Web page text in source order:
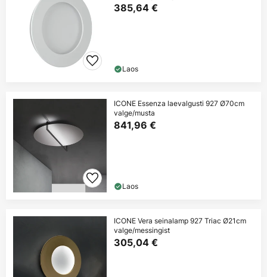
385,64 €
Laos
ICONE Essenza laevalgusti 927 Ø70cm
valge/musta
841,96 €
Laos
ICONE Vera seinalamp 927 Triac Ø21cm
valge/messingist
305,04 €